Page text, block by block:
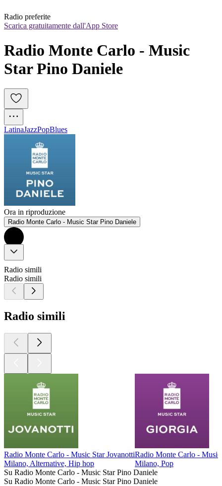
Radio preferite
Scarica gratuitamente dall'App Store
Radio Monte Carlo - Music
Star Pino Daniele
LatinaJazzPopBlues
Ora in riproduzione
Radio Monte Carlo - Music Star Pino Daniele
Radio simili
Radio simili
Radio simili
Radio Monte Carlo - Music Star Jovanotti
Milano, Alternative, Hip hop
Radio Monte Carlo -
Milano, Pop
Su Radio Monte Carlo - Music Star Pino Daniele
Su Radio Monte Carlo - Music Star Pino Daniele